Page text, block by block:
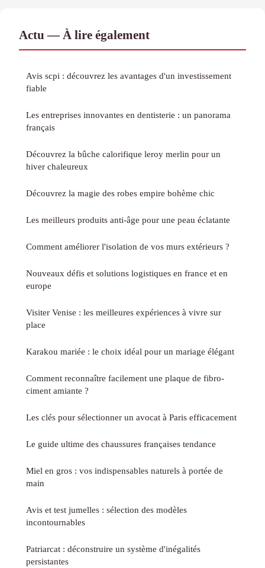
Actu — À lire également
Avis scpi : découvrez les avantages d'un investissement
fiable
Les entreprises innovantes en dentisterie : un panorama
français
Découvrez la bûche calorifique leroy merlin pour un
hiver chaleureux
Découvrez la magie des robes empire bohème chic
Les meilleurs produits anti-âge pour une peau éclatante
Comment améliorer l'isolation de vos murs extérieurs ?
Nouveaux défis et solutions logistiques en france et en
europe
Visiter Venise : les meilleures expériences à vivre sur
place
Karakou mariée : le choix idéal pour un mariage élégant
Comment reconnaître facilement une plaque de fibro-
ciment amiante ?
Les clés pour sélectionner un avocat à Paris efficacement
Le guide ultime des chaussures françaises tendance
Miel en gros : vos indispensables naturels à portée de
main
Avis et test jumelles : sélection des modèles
incontournables
Patriarcat : déconstruire un système d'inégalités
persistantes